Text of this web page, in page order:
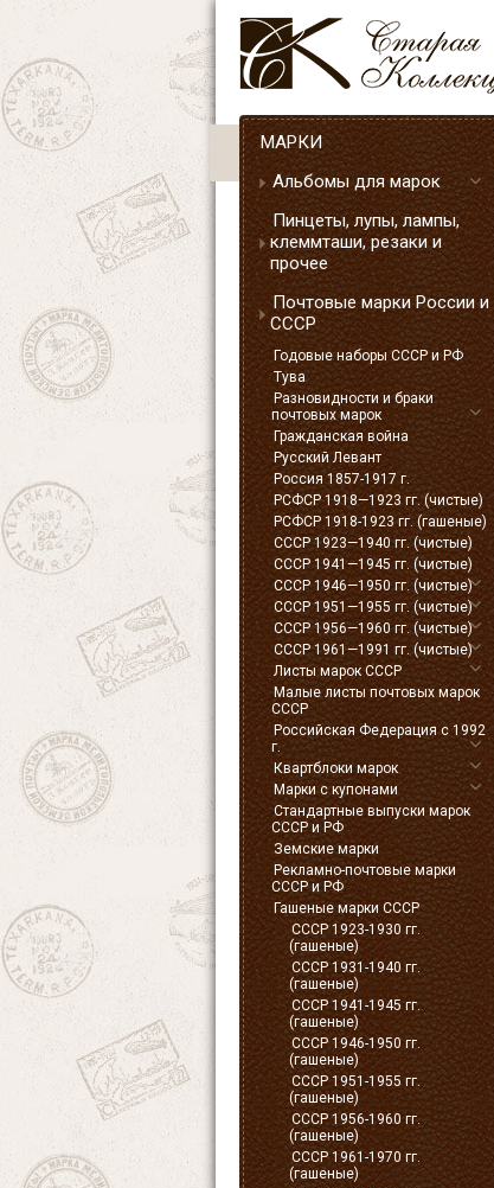
МАРКИ
Альбомы для марок
Пинцеты, лупы, лампы,
клеммташи, резаки и
прочее
Почтовые марки России и
СССР
Годовые наборы СССР и РФ
Тува
Разновидности и браки
почтовых марок
Гражданская война
Русский Левант
Россия 1857-1917 г.
РСФСР 1918—1923 гг. (чистые)
РСФСР 1918-1923 гг. (гашеные)
СССР 1923—1940 гг. (чистые)
СССР 1941—1945 гг. (чистые)
СССР 1946—1950 гг. (чистые)
СССР 1951—1955 гг. (чистые)
СССР 1956—1960 гг. (чистые)
СССР 1961—1991 гг. (чистые)
Листы марок СССР
Малые листы почтовых марок
СССР
Российская Федерация с 1992
г.
Квартблоки марок
Марки с купонами
Стандартные выпуски марок
СССР и РФ
Земские марки
Рекламно-почтовые марки
СССР и РФ
Гашеные марки СССР
СССР 1923-1930 гг.
(гашеные)
СССР 1931-1940 гг.
(гашеные)
СССР 1941-1945 гг.
(гашеные)
СССР 1946-1950 гг.
(гашеные)
СССР 1951-1955 гг.
(гашеные)
СССР 1956-1960 гг.
(гашеные)
СССР 1961-1970 гг.
(гашеные)